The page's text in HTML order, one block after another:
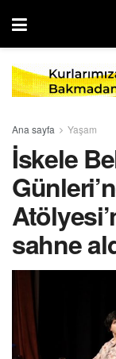
Ana sayfa Yaşam
İskele
sahne